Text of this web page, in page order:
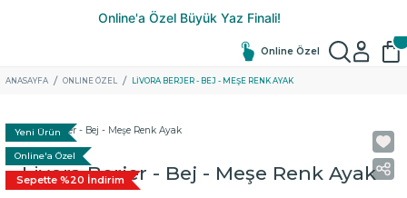
Online Özel
ANASAYFA ONLINE ÖZEL LIVORA BERJER - BEJ - MEŞE RENK AYAK
Yeni Ürün
Online'a Özel
Sepette %20 İndirim
Livora Berjer - Bej - Meşe Renk Ayak